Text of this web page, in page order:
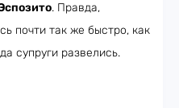
. Правда,
почти так же быстро, как
супруги развелись.